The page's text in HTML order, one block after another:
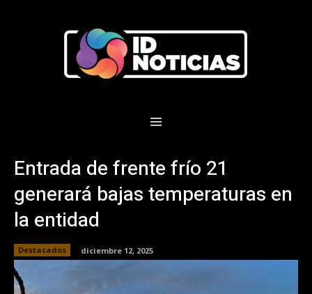
Entrada de frente frío 21
generará bajas temperaturas en
la entidad
Destacados diciembre 12, 2025